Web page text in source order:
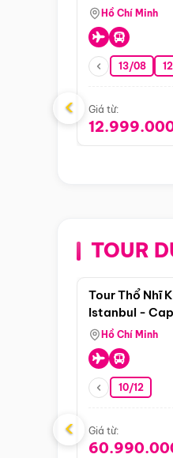
Hùng ( Bay Vn)
Hồ Chí Minh
13/08
Giá từ:
‹
TOUR
Tour Thổ Nhĩ
Istanbul -
Pamukkale
Hồ Chí Minh
10/12
Giá từ:
‹